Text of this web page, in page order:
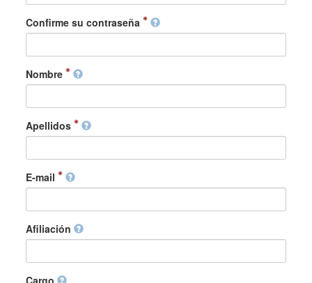
Confirme su contraseña
Nombre
Apellidos
E-mail
Afiliación
Cargo